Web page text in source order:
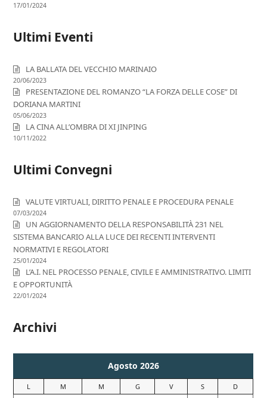
17/01/2024
Ultimi Eventi
LA BALLATA DEL VECCHIO MARINAIO
20/06/2023
PRESENTAZIONE DEL ROMANZO “LA FORZA DELLE COSE” DI
DORIANA MARTINI
05/06/2023
LA CINA ALL’OMBRA DI XI JINPING
10/11/2022
Ultimi Convegni
VALUTE VIRTUALI, DIRITTO PENALE E PROCEDURA PENALE
07/03/2024
UN AGGIORNAMENTO DELLA RESPONSABILITÀ 231 NEL
SISTEMA BANCARIO ALLA LUCE DEI RECENTI INTERVENTI
NORMATIVI E REGOLATORI
25/01/2024
L’A.I. NEL PROCESSO PENALE, CIVILE E AMMINISTRATIVO. LIMITI
E OPPORTUNITÀ
22/01/2024
Archivi
Agosto 2026
L M M G V S
D